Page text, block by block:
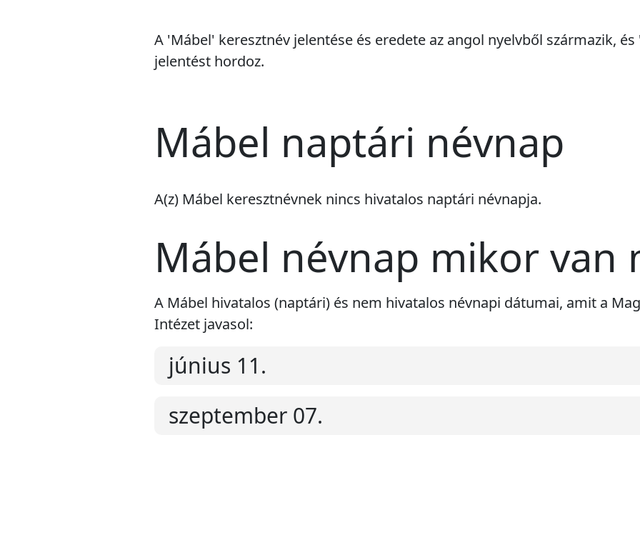
A 'Mábel' keresztnév jelentése és eredete az angol nyelvből származik,
jelentést hordoz.
Mábel naptári névnap
A(z) Mábel keresztnévnek nincs hivatalos naptári névnapja.
Mábel névnap mikor van
A Mábel hivatalos (naptári) és nem hivatalos névnapi dátumai, amit a
Intézet javasol:
június 11.
szeptember 07.